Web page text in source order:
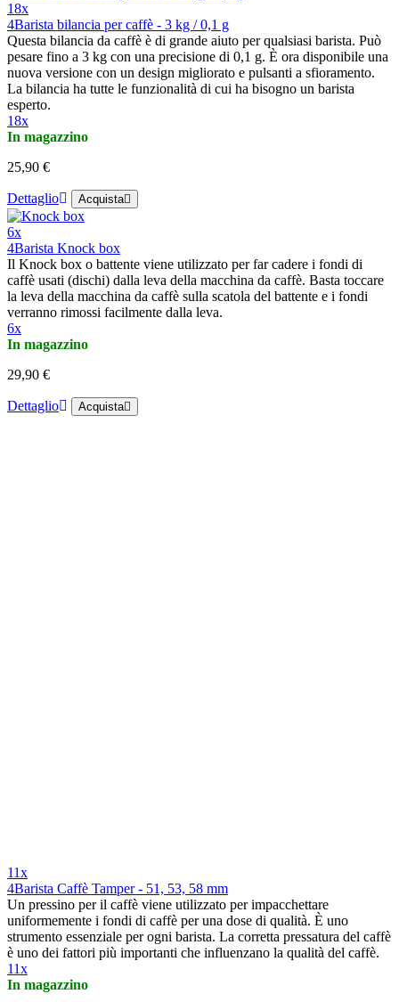
18x
4Barista bilancia per caffè - 3 kg / 0,1 g
Questa bilancia da caffè è di grande aiuto per qualsiasi barista. Può
pesare fino a 3 kg con una precisione di 0,1 g. È ora disponibile una
nuova versione con un design migliorato e pulsanti a sfioramento.
La bilancia ha tutte le funzionalità di cui ha bisogno un barista
esperto.
18x
In magazzino
25,90 €
Dettaglio Acquista
6x
4Barista Knock box
Il Knock box o battente viene utilizzato per far cadere i fondi di
caffè usati (dischi) dalla leva della macchina da caffè. Basta toccare
la leva della macchina da caffè sulla scatola del battente e i fondi
verranno rimossi facilmente dalla leva.
6x
In magazzino
29,90 €
Dettaglio Acquista
11x
4Barista Caffè Tamper - 51, 53, 58 mm
Un pressino per il caffè viene utilizzato per impacchettare
uniformemente i fondi di caffè per una dose di qualità. È uno
strumento essenziale per ogni barista. La corretta pressatura del caffè
è uno dei fattori più importanti che influenzano la qualità del caffè.
11x
In magazzino